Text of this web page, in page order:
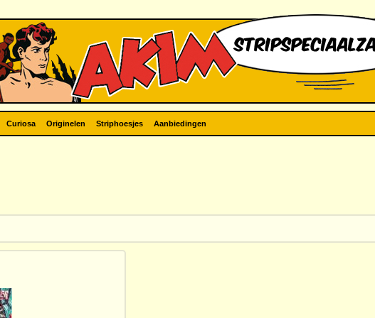
Curiosa Originelen Striphoesjes Aanbiedingen